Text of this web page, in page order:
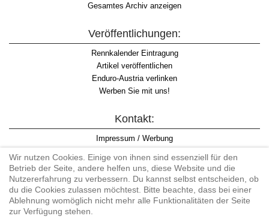
Gesamtes Archiv anzeigen
Veröffentlichungen:
Rennkalender Eintragung
Artikel veröffentlichen
Enduro-Austria verlinken
Werben Sie mit uns!
Kontakt:
Impressum / Werbung
Informationspflicht WKO
AGB
Wir nutzen Cookies. Einige von ihnen sind essenziell für den
Betrieb der Seite, andere helfen uns, diese Website und die
Nutzererfahrung zu verbessern. Du kannst selbst entscheiden, ob
du die Cookies zulassen möchtest. Bitte beachte, dass bei einer
Ablehnung womöglich nicht mehr alle Funktionalitäten der Seite
zur Verfügung stehen.